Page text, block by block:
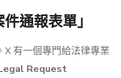
通報表單」
有一個專門給法律專業
Request